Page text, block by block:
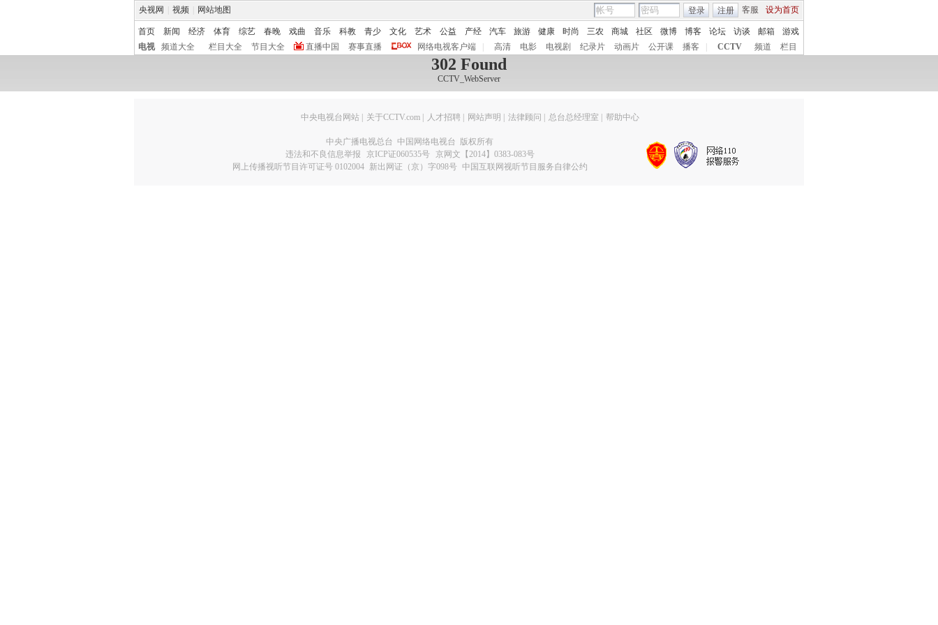
央视网 视频 网站地图 客服 设为首页
登录 注册
首页 新闻 经济 体育 综艺 春晚 戏曲 音乐 科教 青少 文化 艺术 公益 产经 汽车 旅游 健康 时尚 三农 商城 社区 微博 博客 论坛 访谈 邮箱
游戏
电视
频道大全 栏目大全 节目大全 直播中国 赛事直播 网络电视客户端 高清 电影 电视剧 纪录片 动画片 公开课 播客 CCTV 频道 栏目
302 Found
CCTV_WebServer
中央电视台网站 关于CCTV.com 人才招聘 网站声明 法律顾问 总台总经理室 帮助中心
中央广播电视总台 中国网络电视台 版权所有
违法和不良信息举报
京ICP证060535号
京网文【2014】0383-083号
网上传播视听节目许可证号 0102004 新出网证（京）字098号 中国互联网视听节目服务自律公约